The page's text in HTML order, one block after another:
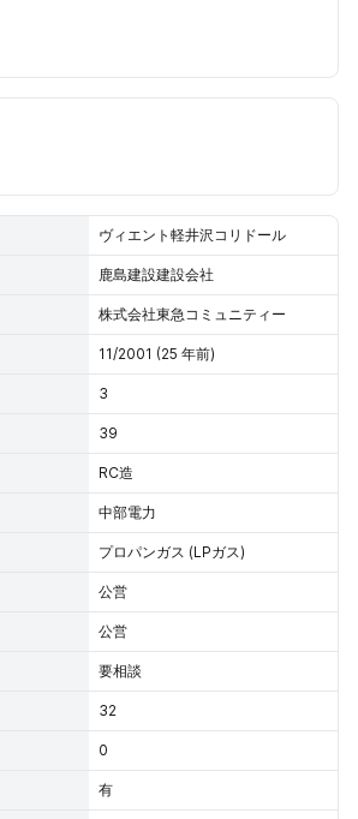
ヴィエント軽井沢コリドール
鹿島建設建設会社
株式会社東急コミュニティー
11/2001 (25 年前)
3
39
RC造
中部電力
プロパンガス (LPガス)
公営
公営
要相談
32
0
有